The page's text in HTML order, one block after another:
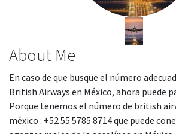
About Me
En caso de que busque el número
British Airways en México, ahora puede
Porque tenemos el número de british
méxico : +52 55 5785 8714 que puede